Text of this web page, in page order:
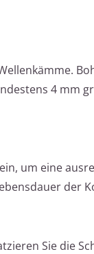
4 mm
um eine
der
Sie die